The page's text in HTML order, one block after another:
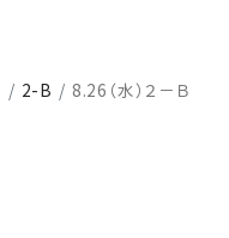
2-B 8.26（水）２－Ｂ